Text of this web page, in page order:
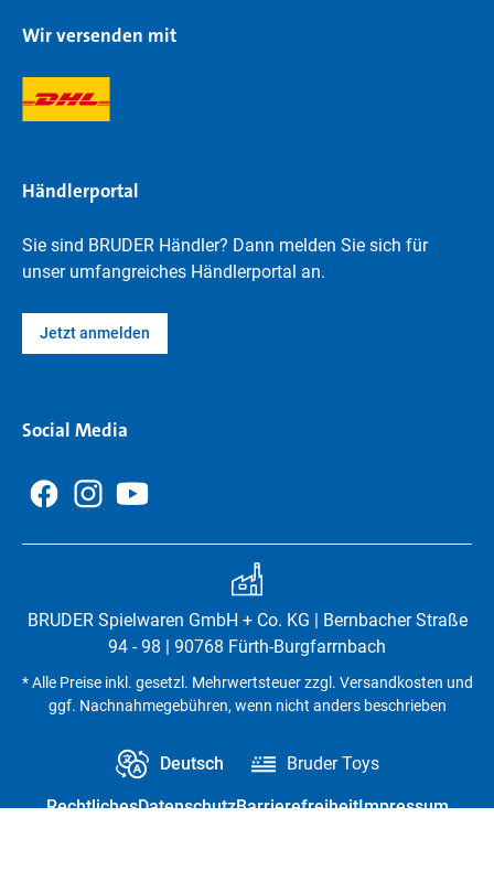
Wir versenden mit
Händlerportal
Sie sind BRUDER Händler? Dann melden Sie sich für
unser umfangreiches Händlerportal an.
Jetzt anmelden
Social Media
BRUDER Spielwaren GmbH + Co. KG | Bernbacher Straße
94 - 98 | 90768 Fürth-Burgfarrnbach
* Alle Preise inkl. gesetzl. Mehrwertsteuer zzgl. Versandkosten und
ggf. Nachnahmegebühren, wenn nicht anders beschrieben
Deutsch Bruder Toys
RechtlichesDatenschutzBarrierefreiheitImpressum